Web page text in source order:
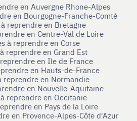
en Auvergne Rhone-Alpes
en Bourgogne-Franche-Comté
reprendre en Bretagne
en Centre-Val de Loire
à reprendre en Corse
reprendre en Grand Est
en Ile de France
en Hauts-de-France
reprendre en Normandie
en Nouvelle-Aquitaine
reprendre en Occitanie
en Pays de la Loire
en Provence-Alpes-Côte d'Azur